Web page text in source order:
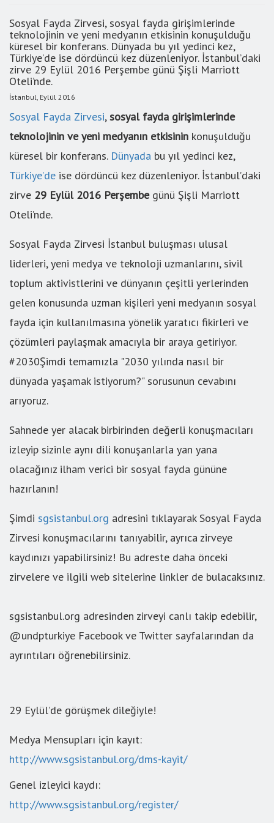
Sosyal Fayda Zirvesi, sosyal fayda girişimlerinde
teknolojinin ve yeni medyanın etkisinin konuşulduğu
küresel bir konferans. Dünyada bu yıl yedinci kez,
Türkiye’de ise dördüncü kez düzenleniyor. İstanbul’daki
zirve 29 Eylül 2016 Perşembe günü Şişli Marriott
Oteli’nde.
İstanbul, Eylül 2016
Sosyal Fayda Zirvesi,sosyal fayda girişimlerinde
teknolojinin ve yeni medyanın etkisinin konuşulduğu
küresel bir konferans. Dünyada bu yıl yedinci kez,
Türkiye’de ise dördüncü kez düzenleniyor. İstanbul’daki
zirve 29 Eylül 2016 Perşembegünü Şişli Marriott
Oteli’nde.
Sosyal Fayda Zirvesi İstanbul buluşması ulusal
liderleri, yeni medya ve teknoloji uzmanlarını, sivil
toplum aktivistlerini ve dünyanın çeşitli yerlerinden
gelen konusunda uzman kişileri yeni medyanın sosyal
fayda için kullanılmasına yönelik yaratıcı fikirleri ve
çözümleri paylaşmak amacıyla bir araya getiriyor.
#2030Şimdi temamızla "2030 yılında nasıl bir
dünyada yaşamak istiyorum?" sorusunun cevabını
arıyoruz.
Sahnede yer alacak birbirinden değerli konuşmacıları
izleyip sizinle aynı dili konuşanlarla yan yana
olacağınız ilham verici bir sosyal fayda gününe
hazırlanın!
Şimdi sgsistanbul.org adresini tıklayarak Sosyal Fayda
Zirvesi konuşmacılarını tanıyabilir, ayrıca zirveye
kaydınızı yapabilirsiniz! Bu adreste daha önceki
zirvelere ve ilgili web sitelerine linkler de bulacaksınız.
sgsistanbul.org adresinden zirveyi canlı takip edebilir,
@undpturkiye Facebook ve Twitter sayfalarından da
ayrıntıları öğrenebilirsiniz.
29 Eylül’de görüşmek dileğiyle!
Medya Mensupları için kayıt:
http://www.sgsistanbul.org/dms-kayit/
Genel izleyici kaydı:
http://www.sgsistanbul.org/register/